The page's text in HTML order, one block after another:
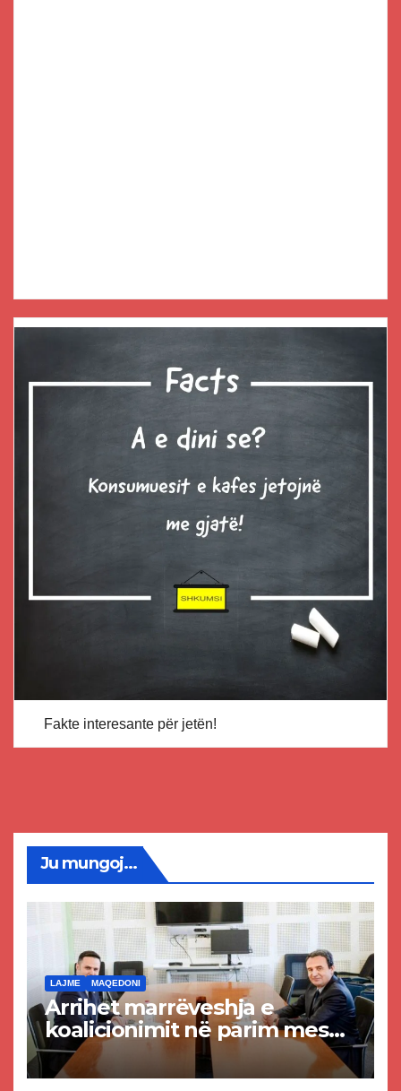
Fakte interesante për jetën!
Ju mungoj...
LAJME MAQEDONI
Arrihet marrëveshja e
koalicionimit në parim mes
Kurtit dhe Abdixhikut